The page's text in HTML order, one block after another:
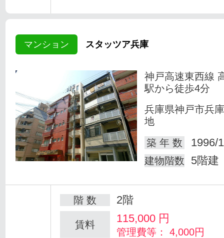
マンション スタッツア兵庫
神戸高速東西線
駅から徒歩4分
兵庫県神戸市兵
地
築 年 数
1996/
建物階数 5階建
階 数 2階
賃料 115,000 円
管理費等： 4,000円